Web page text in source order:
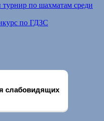
по шахматам среди
по ГДЗС
слабовидящих